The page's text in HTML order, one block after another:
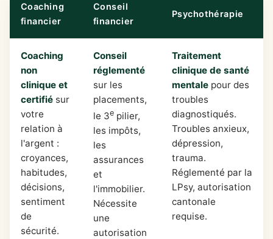
Coaching
financier
Conseil
financier
Psychothérapie
Coaching
non
clinique et
certifiésur
votre
relation à
l'argent :
croyances,
habitudes,
décisions,
sentiment
de
sécurité.
Conseil
réglementé
sur les
placements,
le 3epilier,
les impôts,
les
assurances
et
l'immobilier.
Nécessite
une
autorisation
Traitement
clinique de santé
mentalepour des
troubles
diagnostiqués.
Troubles anxieux,
dépression,
trauma.
Réglementé par la
LPsy, autorisation
cantonale
requise.